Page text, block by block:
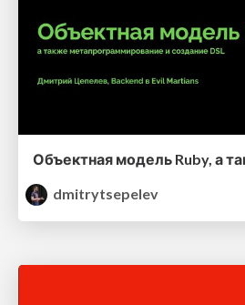
dmitrytsepelev